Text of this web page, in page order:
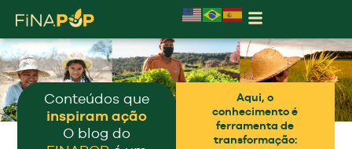
Conteúdos que
inspiram ação
O blog do
Aqui, o
conhecimento é
ferramenta de
transformação: